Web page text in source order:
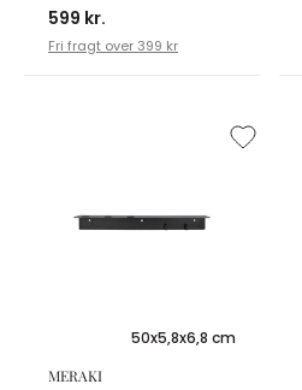
599 kr.
Fri fragt over 399 kr
50x5,8x6,8 cm
MERAKI